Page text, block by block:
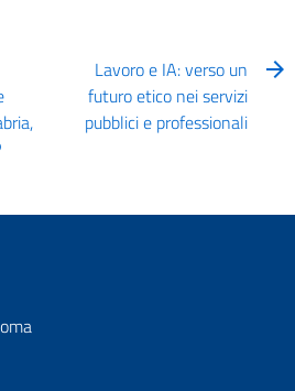
Lavoro e IA: verso un
futuro etico nei servizi
pubblici e professionali